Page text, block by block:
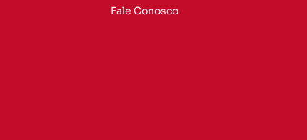
Fale Conosco